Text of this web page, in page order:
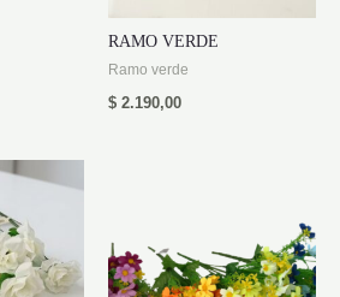
RAMO VERDE
Ramo verde
$ 2.190,00